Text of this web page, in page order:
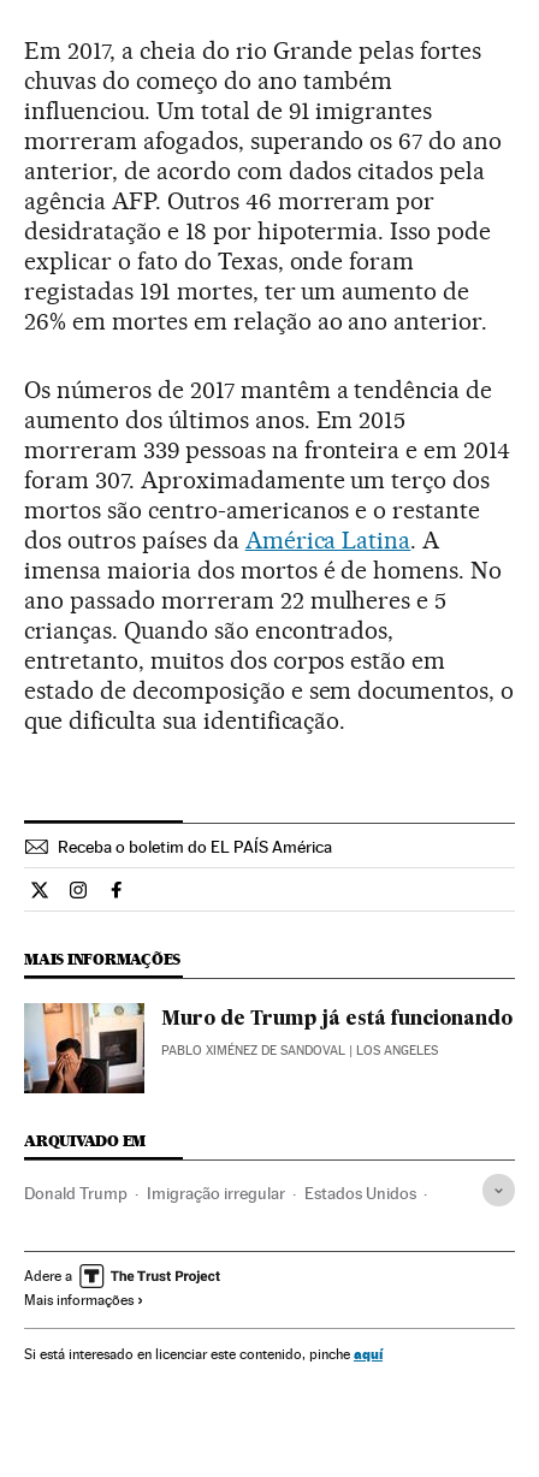
Em 2017, a cheia do rio Grande pelas fortes
chuvas do começo do ano também
influenciou. Um total de 91 imigrantes
morreram afogados, superando os 67 do ano
anterior, de acordo com dados citados pela
agência AFP. Outros 46 morreram por
desidratação e 18 por hipotermia. Isso pode
explicar o fato do Texas, onde foram
registadas 191 mortes, ter um aumento de
26% em mortes em relação ao ano anterior.
Os números de 2017 mantêm a tendência de
aumento dos últimos anos. Em 2015
morreram 339 pessoas na fronteira e em 2014
foram 307. Aproximadamente um terço dos
mortos são centro-americanos e o restante
dos outros países da América Latina. A
imensa maioria dos mortos é de homens. No
ano passado morreram 22 mulheres e 5
crianças. Quando são encontrados,
entretanto, muitos dos corpos estão em
estado de decomposição e sem documentos, o
que dificulta sua identificação.
Receba o boletim do EL PAÍS América
Internacional El País Brasil en Twitter
Internacional El País Brasil en Instagram
Internacional El País Brasil en Facebook
MAIS INFORMAÇÕES
Muro de Trump já está funcionando
PABLO XIMÉNEZ DE SANDOVAL | LOS ANGELES
ARQUIVADO EM
Donald Trump Imigração irregular Estados Unidos
América do Norte Política exterior
América Latina
Relações exteriores Sociedade
Adere a
Mais informações
Si está interesado en licenciar este contenido, pinche aquí